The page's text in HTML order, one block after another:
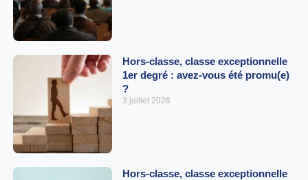
Hors-classe, classe exceptionnelle
1er degré : avez-vous été promu(e)
?
3 juillet 2026
Hors-classe, classe exceptionnelle